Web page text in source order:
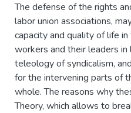
The defense of the rights
labor union associations,
capacity and quality of life
workers and their leaders
teleology of syndicalism,
for the intervening parts of
whole. The reasons why
Theory, which allows to